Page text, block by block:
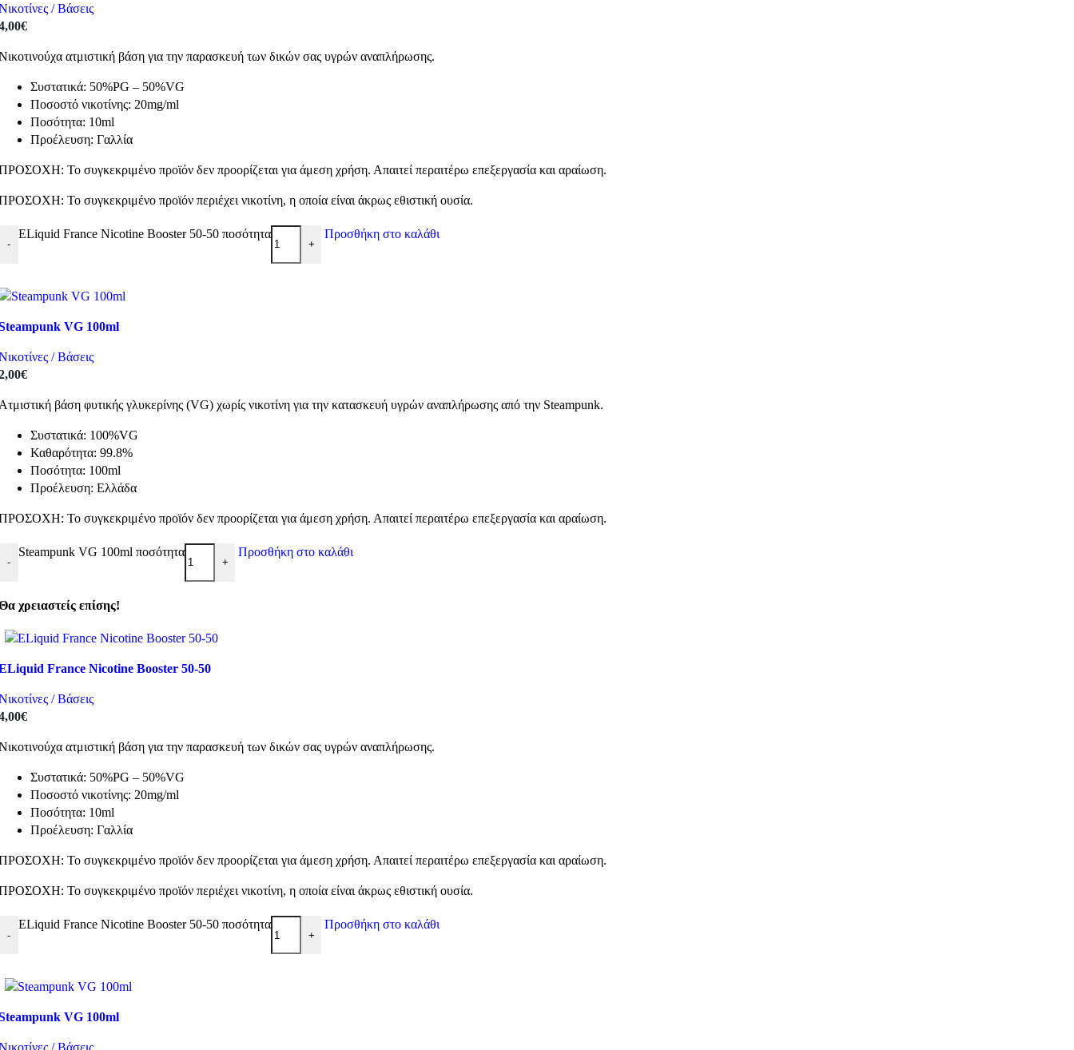
/ Βάσεις
€
ατμιστική βάση για την παρασκευή των δικών σας υγρών αναπλήρωσης.
Συστατικά: 50%PG – 50%VG
Ποσοστό νικοτίνης: 20mg/ml
Ποσότητα: 10ml
Προέλευση: Γαλλία
Το συγκεκριμένο προϊόν δεν προορίζεται για άμεση χρήση. Απαιτεί περαιτέρω επεξεργασία και αραίωση.
Το συγκεκριμένο προϊόν περιέχει νικοτίνη, η οποία είναι άκρως εθιστική ουσία.
-
ELiquid France Nicotine Booster 50-50 ποσότητα
+
Προσθήκη στο καλάθι
VG 100ml
/ Βάσεις
€
βάση φυτικής γλυκερίνης (VG) χωρίς νικοτίνη για την κατασκευή υγρών αναπλήρωσης από την Steampunk.
Συστατικά: 100%VG
Καθαρότητα: 99.8%
Ποσότητα: 100ml
Προέλευση: Ελλάδα
Το συγκεκριμένο προϊόν δεν προορίζεται για άμεση χρήση. Απαιτεί περαιτέρω επεξεργασία και αραίωση.
-
Steampunk VG 100ml ποσότητα
+
Προσθήκη στο καλάθι
χρειαστείς επίσης!
France Nicotine Booster 50-50
/ Βάσεις
€
ατμιστική βάση για την παρασκευή των δικών σας υγρών αναπλήρωσης.
Συστατικά: 50%PG – 50%VG
Ποσοστό νικοτίνης: 20mg/ml
Ποσότητα: 10ml
Προέλευση: Γαλλία
Το συγκεκριμένο προϊόν δεν προορίζεται για άμεση χρήση. Απαιτεί περαιτέρω επεξεργασία και αραίωση.
Το συγκεκριμένο προϊόν περιέχει νικοτίνη, η οποία είναι άκρως εθιστική ουσία.
-
ELiquid France Nicotine Booster 50-50 ποσότητα
+
Προσθήκη στο καλάθι
VG 100ml
/ Βάσεις